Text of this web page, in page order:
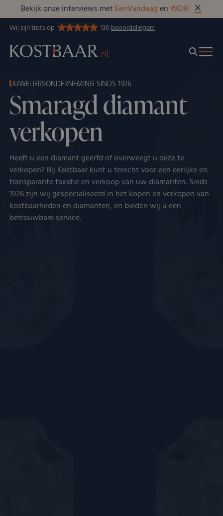
Bekijk onze interviews met EenVandaagenWDR!
Wij zijn trots op 130beoordelingen!
JUWELIERSONDERNEMING SINDS 1926
Smaragd diamant
verkopen
Heeft u een diamant geërfd of overweegt u deze te
verkopen? Bij Kostbaar kunt u terecht voor een eerlijke en
transparante taxatie en verkoop van uw diamanten. Sinds
1926 zijn wij gespecialiseerd in het kopen en verkopen van
kostbaarheden en diamanten, en bieden wij u een
betrouwbare service.